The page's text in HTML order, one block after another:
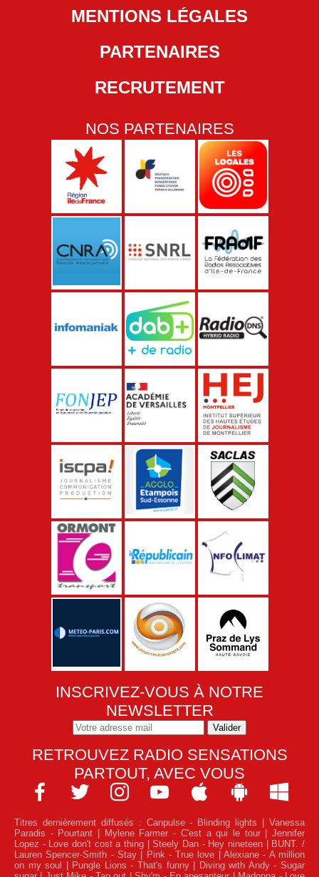
MENTIONS LÉGALES
PARTENAIRES
RECRUTEMENT
NOS PARTENAIRES
INSCRIVEZ-VOUS À NOTRE
NEWSLETTER
RETROUVEZ RADIO SENSATIONS
PARTOUT, AVEC VOUS
      
Titres dernièrement diffusés : Canpulse - Blinding lights | Vanessa
Paradis - Pourtant | Mylene Farmer - C'est a qui le tour | Jennifer
Lopez - Love don't cost a thing | Steely Dan - Hey nineteen | BUNT. /
Lauren Spencer-Smith - Stay | Pink - True love | Alexiane - A million
on my soul | Pungle Lions - That's funny | Diving with Andy - Sugar